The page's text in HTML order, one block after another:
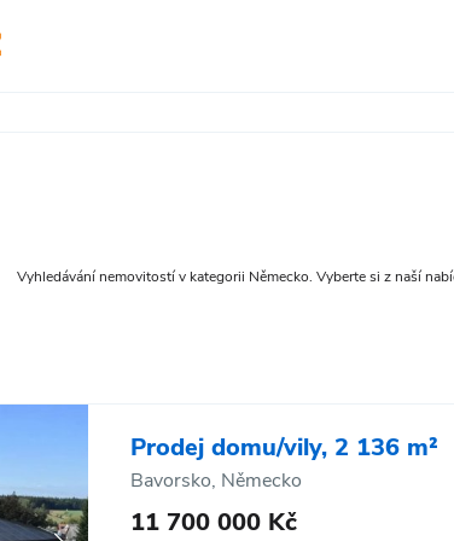
Vyhledávání nemovitostí v kategorii Německo. Vyberte si z naší
Prodej domu/vily, 2 136 m²
Bavorsko, Německo
11 700 000 Kč